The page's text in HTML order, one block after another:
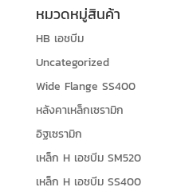
หมวดหมู่สินค้า
HB เอชบีม
Uncategorized
Wide Flange SS400
หลังคาเหล็กเซรามิก
อิฐเซรามิก
เหล็ก H เอชบีม SM520
เหล็ก H เอชบีม SS400